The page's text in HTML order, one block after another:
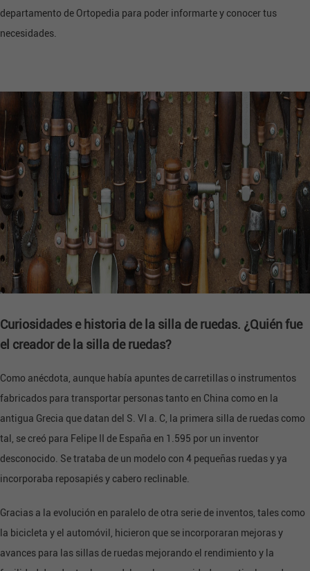
departamento de Ortopedia para poder informarte y conocer tus
necesidades.
Curiosidades e historia de la silla de ruedas. ¿Quién fue
el creador de la silla de ruedas?
Como anécdota, aunque había apuntes de carretillas o instrumentos
fabricados para transportar personas tanto en China como en la
antigua Grecia que datan del S. VI a. C, la primera silla de ruedas como
tal, se creó para Felipe II de España en 1.595 por un inventor
desconocido. Se trataba de un modelo con 4 pequeñas ruedas y ya
incorporaba reposapiés y cabero reclinable.
Gracias a la evolución en paralelo de otra serie de inventos, tales como
la bicicleta y el automóvil, hicieron que se incorporaran mejoras y
avances para las sillas de ruedas mejorando el rendimiento y la